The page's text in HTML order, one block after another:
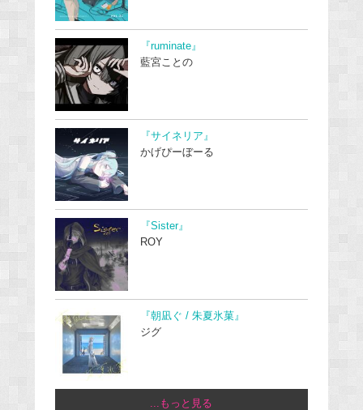
『ruminate』
藍宮ことの
『サイネリア』
かげぴーぼーる
『Sister』
ROY
『朝凪ぐ / 朱夏氷菓』
ジグ
...もっと見る